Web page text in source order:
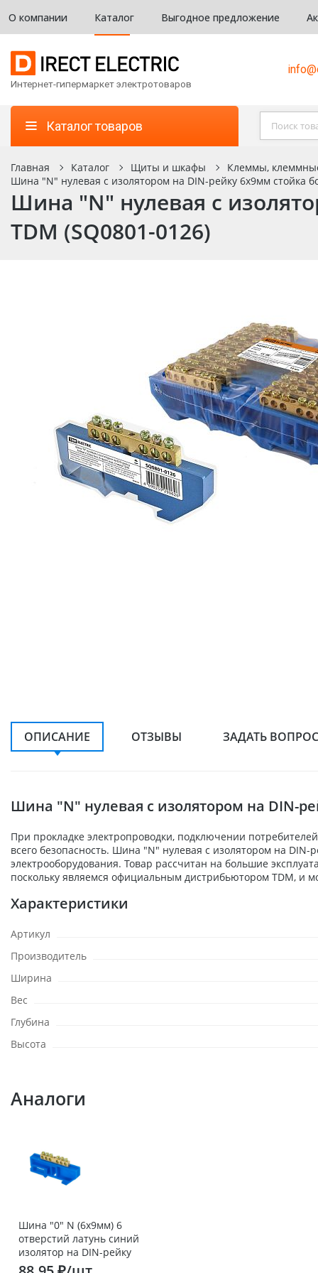
О компании Каталог Выгодное предложение
Интернет-гипермаркет электротоваров
Каталог товаров
Главная Каталог Щиты и шкафы
Клеммы,
Шина "N" нулевая с изолятором на DIN-рейку 6x9мм стойка
Шина "N" нулевая с
TDM (SQ0801-0126)
ОПИСАНИЕ ОТЗЫВЫ ЗАДАТЬ ВОПРОС
Шина "N" нулевая с изолятором на DIN-
При прокладке электропроводки, подключении
всего безопасность. Шина "N" нулевая с изолятором на
электрооборудования. Товар рассчитан на большие
поскольку являемся официальным дистрибьютором TDM, и
Характеристики
Артикул
Производитель
Ширина
Вес
Глубина
Высота
Аналоги
Шина "0" N (6х9мм) 6
отверстий латунь синий
изолятор на DIN-рейку
розничный стикер EKF